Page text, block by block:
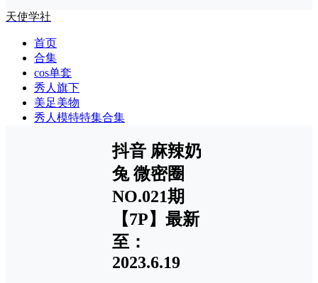
天使学社
首页
合集
cos单套
秀人旗下
美足美物
秀人模特特集合集
抖音 麻辣奶
兔 微密圈
NO.021期
【7P】最新
至：
2023.6.19